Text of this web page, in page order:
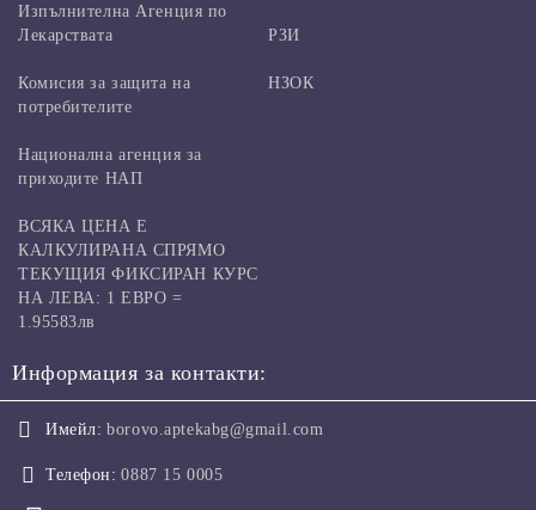
Изпълнителна Агенция по
Лекарствата
Комисия за защита на
потребителите
РЗИ
НЗОК
Национална агенция за
приходите НАП
ВСЯКА ЦЕНА Е
КАЛКУЛИРАНА СПРЯМО
ТЕКУЩИЯ ФИКСИРАН КУРС
НА ЛЕВА: 1 ЕВРО =
1.95583лв
Информация за контакти:
Имейл: borovo.aptekabg@gmail.com
Телефон: 0887 15 0005